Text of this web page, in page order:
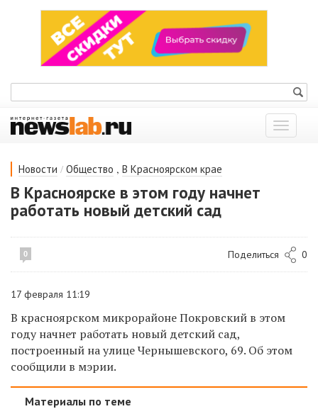
Показать
меню
Новости / Общество , В Красноярском крае
В Красноярске в этом году начнет
работать новый детский сад
0 Поделиться 0
17 февраля 11:19
В красноярском микрорайоне Покровский в этом
году начнет работать новый детский сад,
построенный на улице Чернышевского, 69. Об этом
сообщили в мэрии.
Материалы по теме